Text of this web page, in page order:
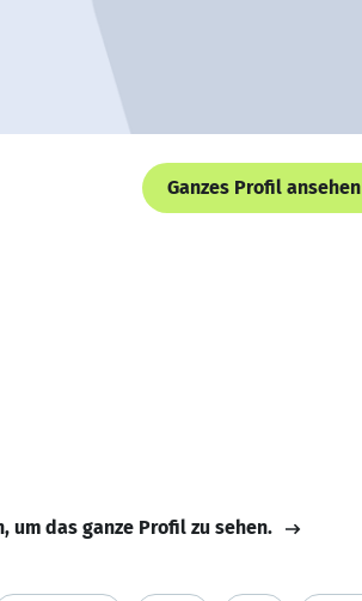
Ganzes Profil ansehen
um das ganze Profil zu sehen.